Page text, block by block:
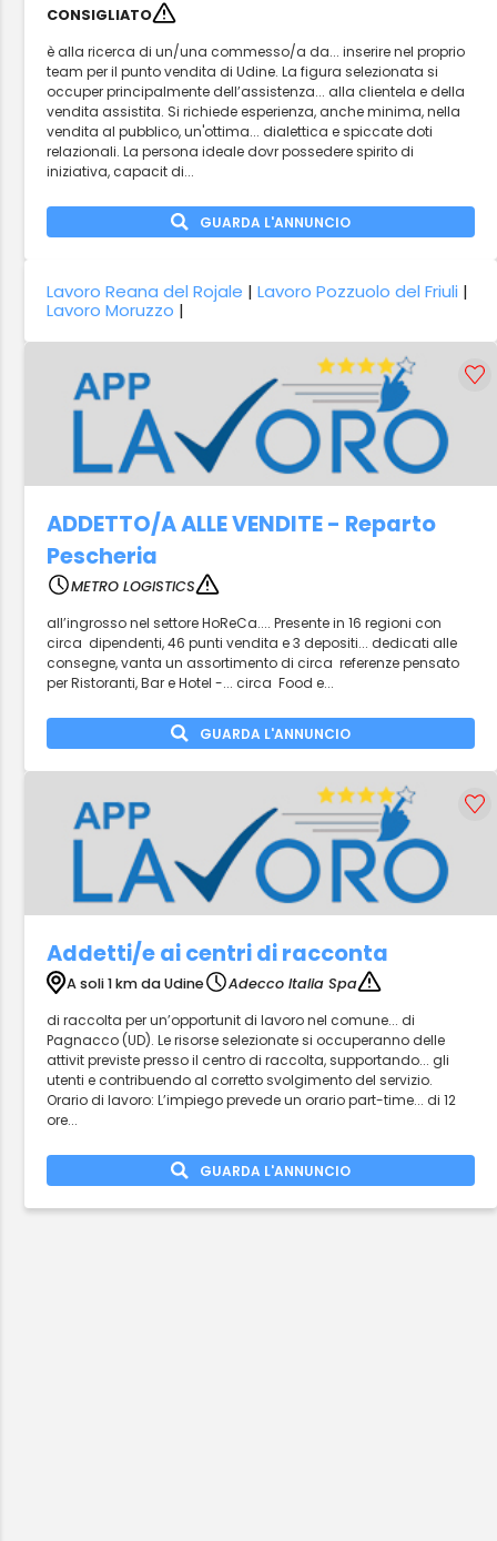
CONSIGLIATO
è alla ricerca di un/una commesso/a da... inserire nel proprio
team per il punto vendita di Udine. La figura selezionata si
occuper principalmente dell’assistenza... alla clientela e della
vendita assistita. Si richiede esperienza, anche minima, nella
vendita al pubblico, un'ottima... dialettica e spiccate doti
relazionali. La persona ideale dovr possedere spirito di
iniziativa, capacit di...
GUARDA L'ANNUNCIO
Lavoro Reana del Rojale |Lavoro Pozzuolo del Friuli |
Lavoro Moruzzo |
ADDETTO/A ALLE VENDITE - Reparto
Pescheria
METRO LOGISTICS
all’ingrosso nel settore HoReCa.... Presente in 16 regioni con
circa dipendenti, 46 punti vendita e 3 depositi... dedicati alle
consegne, vanta un assortimento di circa referenze pensato
per Ristoranti, Bar e Hotel -... circa Food e...
GUARDA L'ANNUNCIO
Addetti/e ai centri di racconta
A soli 1 km da Udine
Adecco Italia Spa
di raccolta per un’opportunit di lavoro nel comune... di
Pagnacco (UD). Le risorse selezionate si occuperanno delle
attivit previste presso il centro di raccolta, supportando... gli
utenti e contribuendo al corretto svolgimento del servizio.
Orario di lavoro: L’impiego prevede un orario part-time... di 12
ore...
GUARDA L'ANNUNCIO